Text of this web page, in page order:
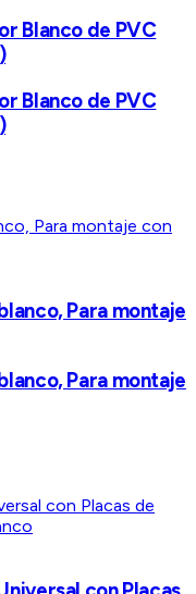
Blanco de PVC
Blanco de PVC
Para montaje
Para montaje